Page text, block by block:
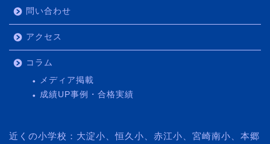
問い合わせ
アクセス
コラム
メディア掲載
成績UP事例・合格実績
近くの小学校：大淀小、恒久小、赤江小、宮崎南小、本郷